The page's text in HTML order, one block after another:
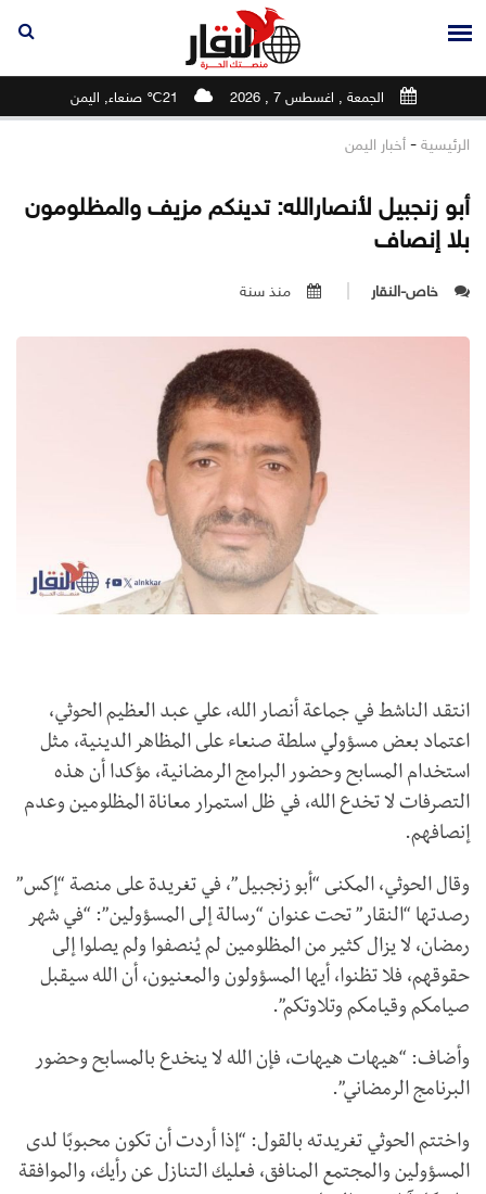
الجمعة , اغسطس 7 , 2026 21℃ صنعاء, اليمن
الرئيسية - أخبار اليمن
أبو زنجبيل لأنصارالله: تدينكم مزيف والمظلومون
بلا إنصاف
خاص-النقار منذ سنة
انتقد الناشط في جماعة أنصار الله، علي عبد العظيم الحوثي،
اعتماد بعض مسؤولي سلطة صنعاء على المظاهر الدينية، مثل
استخدام المسابح وحضور البرامج الرمضانية، مؤكدا أن هذه
التصرفات لا تخدع الله، في ظل استمرار معاناة المظلومين وعدم
إنصافهم.
وقال الحوثي، المكنى “أبو زنجبيل”، في تغريدة على منصة “إكس”
رصدتها “النقار” تحت عنوان “رسالة إلى المسؤولين”: “في شهر
رمضان، لا يزال كثير من المظلومين لم يُنصفوا ولم يصلوا إلى
حقوقهم، فلا تظنوا، أيها المسؤولون والمعنيون، أن الله سيقبل
صيامكم وقيامكم وتلاوتكم”.
وأضاف: “هيهات هيهات، فإن الله لا ينخدع بالمسابح وحضور
البرنامج الرمضاني”.
واختتم الحوثي تغريدته بالقول: “إذا أردت أن تكون محبوبًا لدى
المسؤولين والمجتمع المنافق، فعليك التنازل عن رأيك، والموافقة